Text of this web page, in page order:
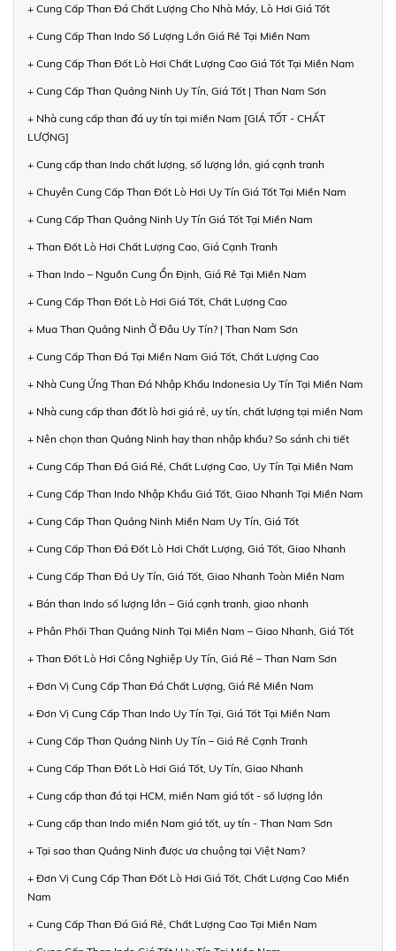
+ Cung Cấp Than Đá Chất Lượng Cho Nhà Máy, Lò Hơi Giá Tốt
+ Cung Cấp Than Indo Số Lượng Lớn Giá Rẻ Tại Miền Nam
+ Cung Cấp Than Đốt Lò Hơi Chất Lượng Cao Giá Tốt Tại Miền Nam
+ Cung Cấp Than Quảng Ninh Uy Tín, Giá Tốt | Than Nam Sơn
+ Nhà cung cấp than đá uy tín tại miền Nam [GIÁ TỐT - CHẤT
LƯỢNG]
+ Cung cấp than Indo chất lượng, số lượng lớn, giá cạnh tranh
+ Chuyên Cung Cấp Than Đốt Lò Hơi Uy Tín Giá Tốt Tại Miền Nam
+ Cung Cấp Than Quảng Ninh Uy Tín Giá Tốt Tại Miền Nam
+ Than Đốt Lò Hơi Chất Lượng Cao, Giá Cạnh Tranh
+ Than Indo – Nguồn Cung Ổn Định, Giá Rẻ Tại Miền Nam
+ Cung Cấp Than Đốt Lò Hơi Giá Tốt, Chất Lượng Cao
+ Mua Than Quảng Ninh Ở Đâu Uy Tín? | Than Nam Sơn
+ Cung Cấp Than Đá Tại Miền Nam Giá Tốt, Chất Lượng Cao
+ Nhà Cung Ứng Than Đá Nhập Khẩu Indonesia Uy Tín Tại Miền Nam
+ Nhà cung cấp than đốt lò hơi giá rẻ, uy tín, chất lượng tại miền Nam
+ Nên chọn than Quảng Ninh hay than nhập khẩu? So sánh chi tiết
+ Cung Cấp Than Đá Giá Rẻ, Chất Lượng Cao, Uy Tín Tại Miền Nam
+ Cung Cấp Than Indo Nhập Khẩu Giá Tốt, Giao Nhanh Tại Miền Nam
+ Cung Cấp Than Quảng Ninh Miền Nam Uy Tín, Giá Tốt
+ Cung Cấp Than Đá Đốt Lò Hơi Chất Lượng, Giá Tốt, Giao Nhanh
+ Cung Cấp Than Đá Uy Tín, Giá Tốt, Giao Nhanh Toàn Miền Nam
+ Bán than Indo số lượng lớn – Giá cạnh tranh, giao nhanh
+ Phân Phối Than Quảng Ninh Tại Miền Nam – Giao Nhanh, Giá Tốt
+ Than Đốt Lò Hơi Công Nghiệp Uy Tín, Giá Rẻ – Than Nam Sơn
+ Đơn Vị Cung Cấp Than Đá Chất Lượng, Giá Rẻ Miền Nam
+ Đơn Vị Cung Cấp Than Indo Uy Tín Tại, Giá Tốt Tại Miền Nam
+ Cung Cấp Than Quảng Ninh Uy Tín – Giá Rẻ Cạnh Tranh
+ Cung Cấp Than Đốt Lò Hơi Giá Tốt, Uy Tín, Giao Nhanh
+ Cung cấp than đá tại HCM, miền Nam giá tốt - số lượng lớn
+ Cung cấp than Indo miền Nam giá tốt, uy tín - Than Nam Sơn
+ Tại sao than Quảng Ninh được ưa chuộng tại Việt Nam?
+ Đơn Vị Cung Cấp Than Đốt Lò Hơi Giá Tốt, Chất Lượng Cao Miền
Nam
+ Cung Cấp Than Đá Giá Rẻ, Chất Lượng Cao Tại Miền Nam